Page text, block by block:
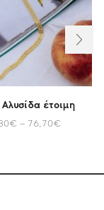
έτοιμη
€ – 76,70€